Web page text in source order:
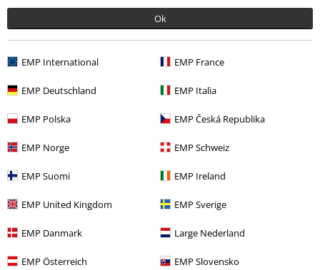
Ok
EMP International EMP France
EMP Deutschland EMP Italia
EMP Polska EMP Česká Republika
EMP Norge EMP Schweiz
EMP Suomi EMP Ireland
EMP United Kingdom EMP Sverige
EMP Danmark Large Nederland
EMP Österreich EMP Slovensko
Design
Coupe
Largeur
Longueur
Trop court
Parfait
avis vérifié
Commentaire